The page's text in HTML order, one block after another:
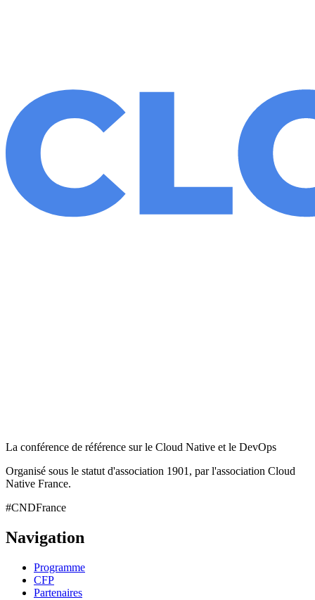
La conférence de référence sur le Cloud Native et le DevOps
Organisé sous le statut d'association 1901, par l'association Cloud
Native France.
#CNDFrance
Navigation
Programme
CFP
Partenaires